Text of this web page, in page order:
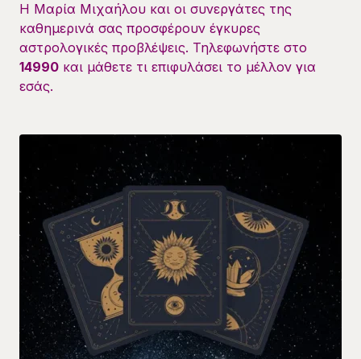
Η Μαρία Μιχαήλου και οι συνεργάτες της
καθημερινά σας προσφέρουν έγκυρες
αστρολογικές προβλέψεις. Τηλεφωνήστε στο
14990 και μάθετε τι επιφυλάσει το μέλλον για
εσάς.